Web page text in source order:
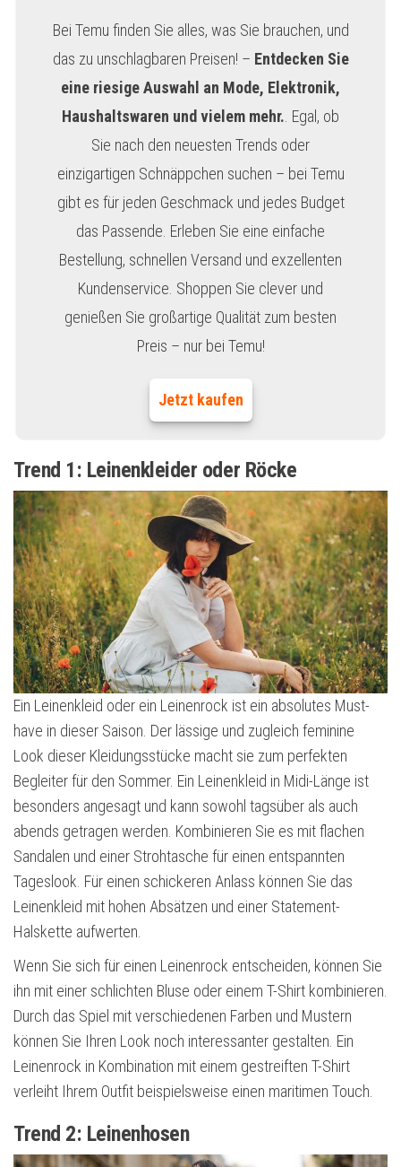
Bei Temu finden Sie alles, was Sie brauchen, und
das zu unschlagbaren Preisen! – Entdecken Sie
eine riesige Auswahl an Mode, Elektronik,
Haushaltswaren und vielem mehr. . Egal, ob
Sie nach den neuesten Trends oder
einzigartigen Schnäppchen suchen – bei Temu
gibt es für jeden Geschmack und jedes Budget
das Passende. Erleben Sie eine einfache
Bestellung, schnellen Versand und exzellenten
Kundenservice. Shoppen Sie clever und
genießen Sie großartige Qualität zum besten
Preis – nur bei Temu!
Jetzt kaufen
Trend 1: Leinenkleider oder Röcke
Ein Leinenkleid oder ein Leinenrock ist ein absolutes Must-
have in dieser Saison. Der lässige und zugleich feminine
Look dieser Kleidungsstücke macht sie zum perfekten
Begleiter für den Sommer. Ein Leinenkleid in Midi-Länge ist
besonders angesagt und kann sowohl tagsüber als auch
abends getragen werden. Kombinieren Sie es mit flachen
Sandalen und einer Strohtasche für einen entspannten
Tageslook. Für einen schickeren Anlass können Sie das
Leinenkleid mit hohen Absätzen und einer Statement-
Halskette aufwerten.
Wenn Sie sich für einen Leinenrock entscheiden, können Sie
ihn mit einer schlichten Bluse oder einem T-Shirt kombinieren.
Durch das Spiel mit verschiedenen Farben und Mustern
können Sie Ihren Look noch interessanter gestalten. Ein
Leinenrock in Kombination mit einem gestreiften T-Shirt
verleiht Ihrem Outfit beispielsweise einen maritimen Touch.
Trend 2: Leinenhosen